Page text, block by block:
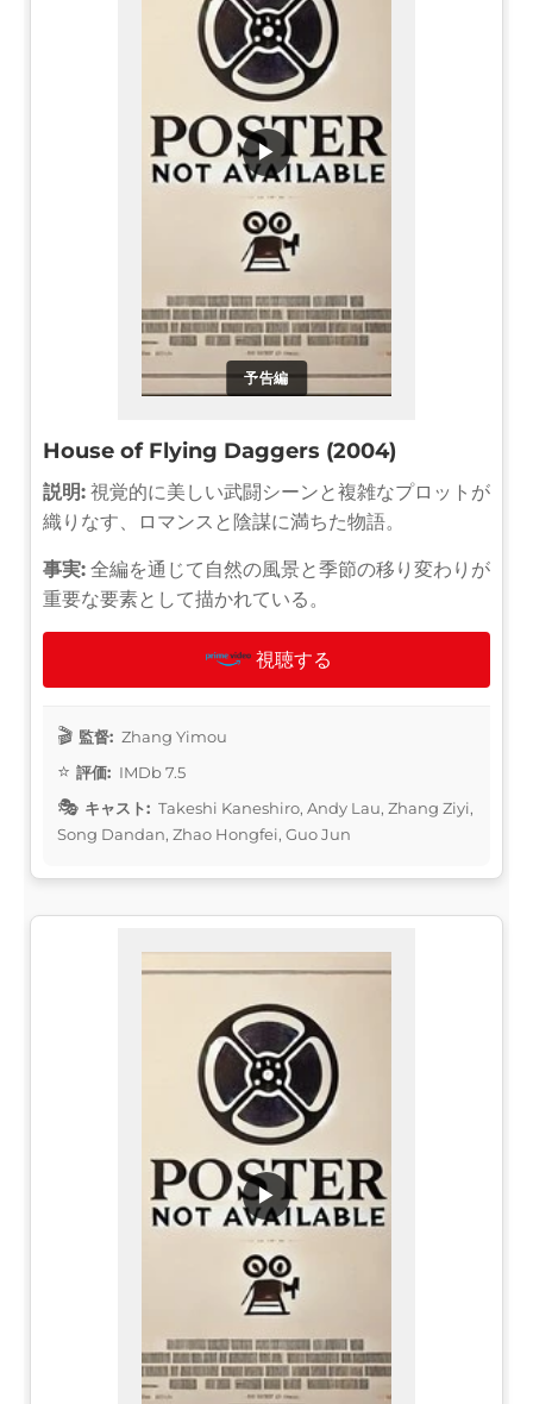
予告編
▶
House of Flying Daggers (2004)
説明: 視覚的に美しい武闘シーンと複雑なプロットが
織りなす、ロマンスと陰謀に満ちた物語。
事実: 全編を通じて自然の風景と季節の移り変わりが
重要な要素として描かれている。
視聴する
監督: Zhang Yimou
評価: IMDb 7.5
キャスト: Takeshi Kaneshiro, Andy Lau, Zhang Ziyi,
Song Dandan, Zhao Hongfei, Guo Jun
▶